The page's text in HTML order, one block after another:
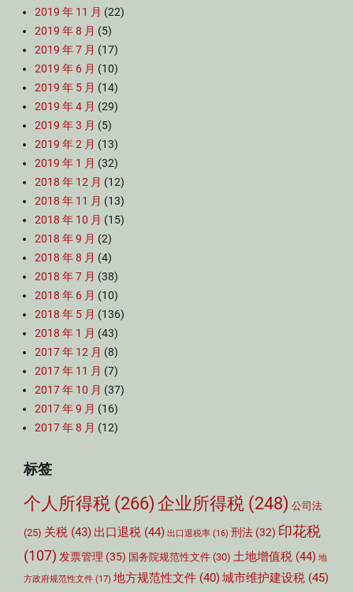
2019 年 11 月 (22)
2019 年 8 月 (5)
2019 年 7 月 (17)
2019 年 6 月 (10)
2019 年 5 月 (14)
2019 年 4 月 (29)
2019 年 3 月 (5)
2019 年 2 月 (13)
2019 年 1 月 (32)
2018 年 12 月 (12)
2018 年 11 月 (13)
2018 年 10 月 (15)
2018 年 9 月 (2)
2018 年 8 月 (4)
2018 年 7 月 (38)
2018 年 6 月 (10)
2018 年 5 月 (136)
2018 年 1 月 (43)
2017 年 12 月 (8)
2017 年 11 月 (7)
2017 年 10 月 (37)
2017 年 9 月 (16)
2017 年 8 月 (12)
标签
个人所得税 (266) 企业所得税 (248) 公司法
(25) 关税 (43) 出口退税 (44) 出口退税率 (16) 刑法 (32) 印花税
(107) 发票管理 (35) 国务院规范性文件 (30) 土地增值税 (44) 地
方政府规范性文件 (17) 地方规范性文件 (40)城市维护建设税 (45)